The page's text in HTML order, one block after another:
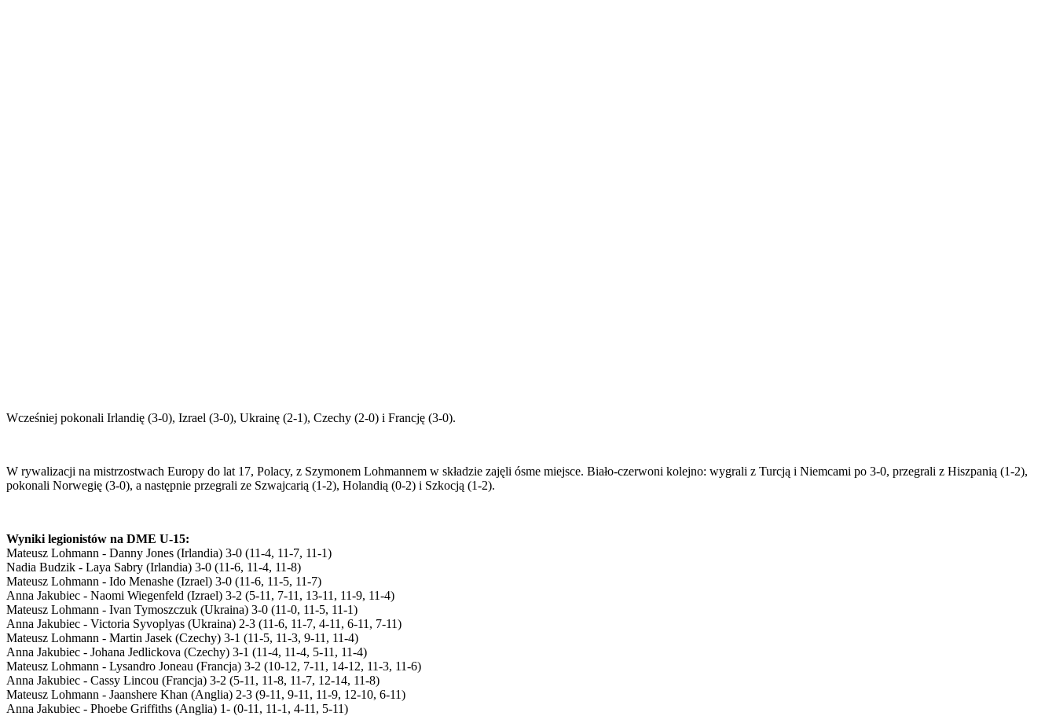
Wcześniej pokonali Irlandię (3-0), Izrael (3-0), Ukrainę (2-1), Czechy (2-0) i Francję (3-0).
W rywalizacji na mistrzostwach Europy do lat 17, Polacy, z Szymonem Lohmannem w składzie zajęli ósme miejsce. Biało-czerwoni kolejno: wygrali z Turcją i Niemcami po 3-0, przegrali z Hiszpanią (1-2),
pokonali Norwegię (3-0), a następnie przegrali ze Szwajcarią (1-2), Holandią (0-2) i Szkocją (1-2).
Wyniki legionistów na DME U-15:
Mateusz Lohmann - Danny Jones (Irlandia) 3-0 (11-4, 11-7, 11-1)
Nadia Budzik - Laya Sabry (Irlandia) 3-0 (11-6, 11-4, 11-8)
Mateusz Lohmann - Ido Menashe (Izrael) 3-0 (11-6, 11-5, 11-7)
Anna Jakubiec - Naomi Wiegenfeld (Izrael) 3-2 (5-11, 7-11, 13-11, 11-9, 11-4)
Mateusz Lohmann - Ivan Tymoszczuk (Ukraina) 3-0 (11-0, 11-5, 11-1)
Anna Jakubiec - Victoria Syvoplyas (Ukraina) 2-3 (11-6, 11-7, 4-11, 6-11, 7-11)
Mateusz Lohmann - Martin Jasek (Czechy) 3-1 (11-5, 11-3, 9-11, 11-4)
Anna Jakubiec - Johana Jedlickova (Czechy) 3-1 (11-4, 11-4, 5-11, 11-4)
Mateusz Lohmann - Lysandro Joneau (Francja) 3-2 (10-12, 7-11, 14-12, 11-3, 11-6)
Anna Jakubiec - Cassy Lincou (Francja) 3-2 (5-11, 11-8, 11-7, 12-14, 11-8)
Mateusz Lohmann - Jaanshere Khan (Anglia) 2-3 (9-11, 9-11, 11-9, 12-10, 6-11)
Anna Jakubiec - Phoebe Griffiths (Anglia) 1- (0-11, 11-1, 4-11, 5-11)